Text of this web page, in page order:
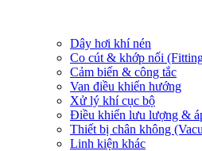
Dây hơi khí nén
Co cút & khớp nối
Cảm biến & công tắc
Van điều khiển hướng
Xử lý khí cục bộ
Điều khiển lưu lượng &
Thiết bị chân không
Linh kiện khác